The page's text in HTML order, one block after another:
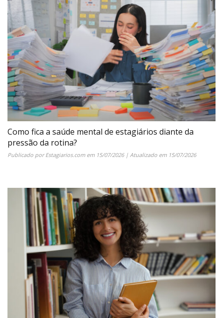
Como fica a saúde mental de estagiários diante da
pressão da rotina?
Publicado porEstagiarios.comem 15/07/2026| Atualizado em 15/07/2026